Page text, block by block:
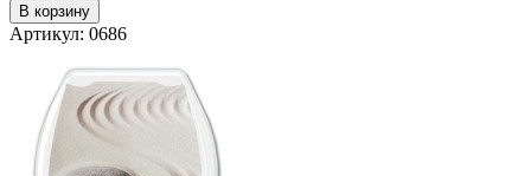
В корзину
Артикул: 0686